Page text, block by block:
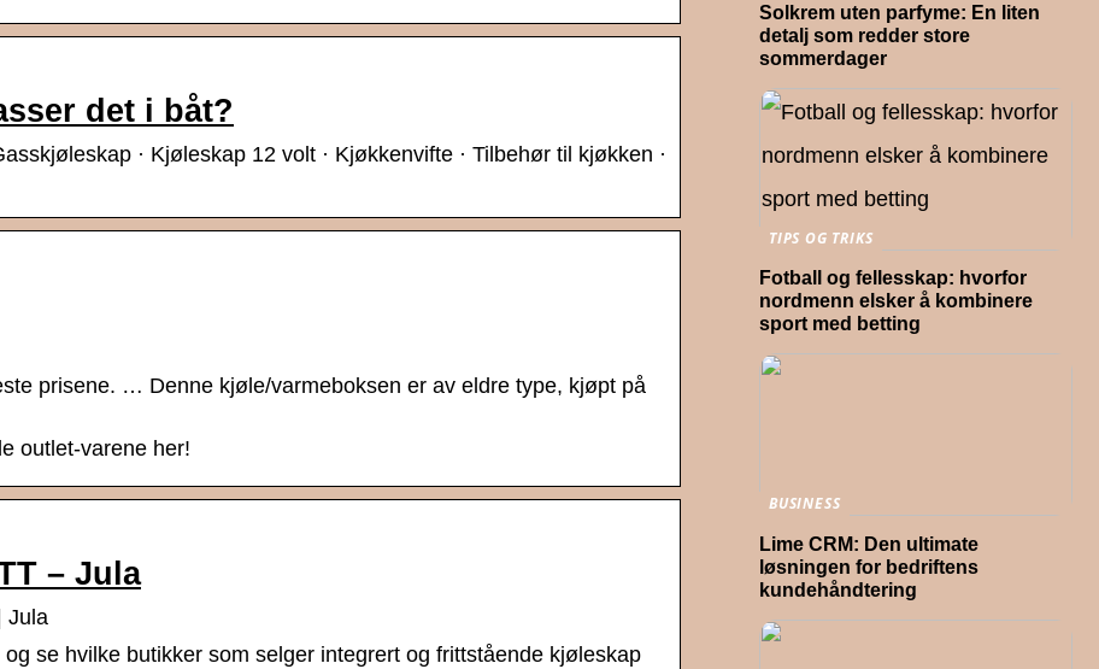
det i båt?
· Kjøleskap 12 volt · Kjøkkenvifte · Tilbehør til kjøkken ·
prisene. … Denne kjøle/varmeboksen er av eldre type, kjøpt på
outlet-varene her!
– Jula
Jula
se hvilke butikker som selger integrert og frittstående kjøleskap
Solkrem uten parfyme: En liten
detalj som redder store
sommerdager
TIPS OG TRIKS
Fotball og fellesskap: hvorfor
nordmenn elsker å kombinere
sport med betting
BUSINESS
Lime CRM: Den ultimate
løsningen for bedriftens
kundehåndtering